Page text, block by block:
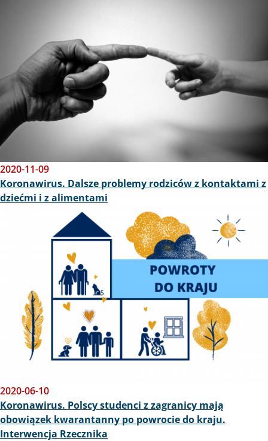
2020-11-09
Koronawirus. Dalsze problemy rodziców z kontaktami z
dziećmi i z alimentami
2020-06-10
Koronawirus. Polscy studenci z zagranicy mają
obowiązek kwarantanny po powrocie do kraju.
Interwencja Rzecznika